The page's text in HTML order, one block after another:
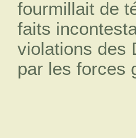
fourmillait de
faits
violations des
par les forces